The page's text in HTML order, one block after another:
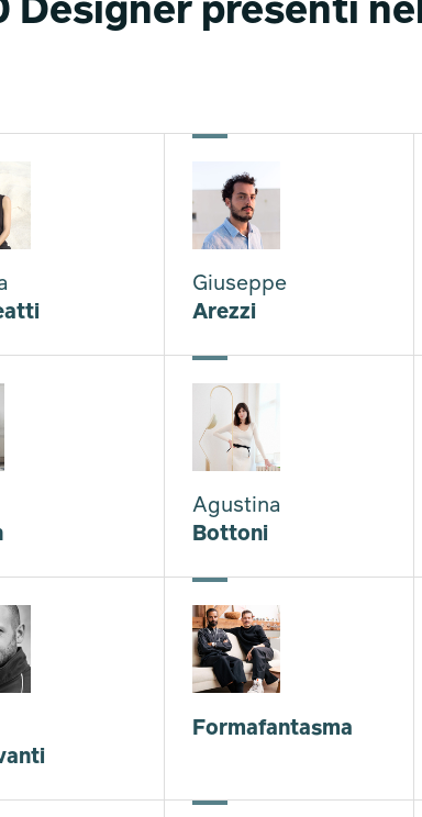
Designer presenti
Giuseppe
Arezzi
Agustina
Bottoni
Formafantasma